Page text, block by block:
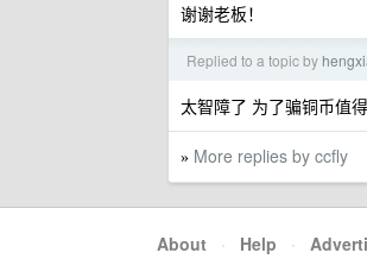
谢谢老板！
Replied to a topic by
太智障了 为了骗铜币值
» More replies by ccfly
About · Help ·